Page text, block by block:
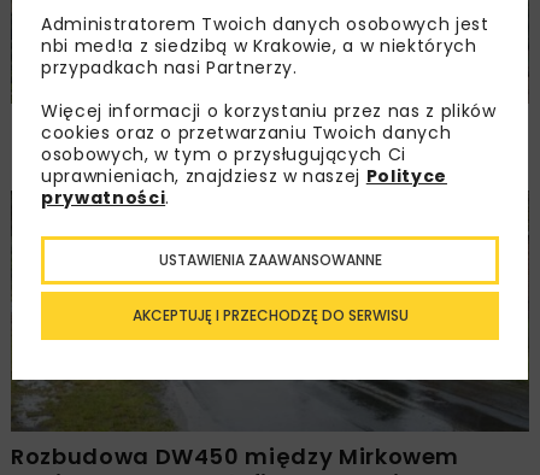
PKP PLK ogłosiły przetarg na odcinek Gdów
– Szczyrzyc projektu Podłęże–Piekiełko
Rozbudowa DW450 między Mirkowem
Administratorem Twoich danych osobowych jest
nbi med!a z siedzibą w Krakowie, a w niektórych
przypadkach nasi Partnerzy.
Więcej informacji o korzystaniu przez nas z plików
cookies oraz o przetwarzaniu Twoich danych
osobowych, w tym o przysługujących Ci
uprawnieniach, znajdziesz w naszej Polityce
prywatności.
AKCEPTUJĘ I PRZECHODZĘ DO SERWISU
USTAWIENIA ZAAWANSOWANNE